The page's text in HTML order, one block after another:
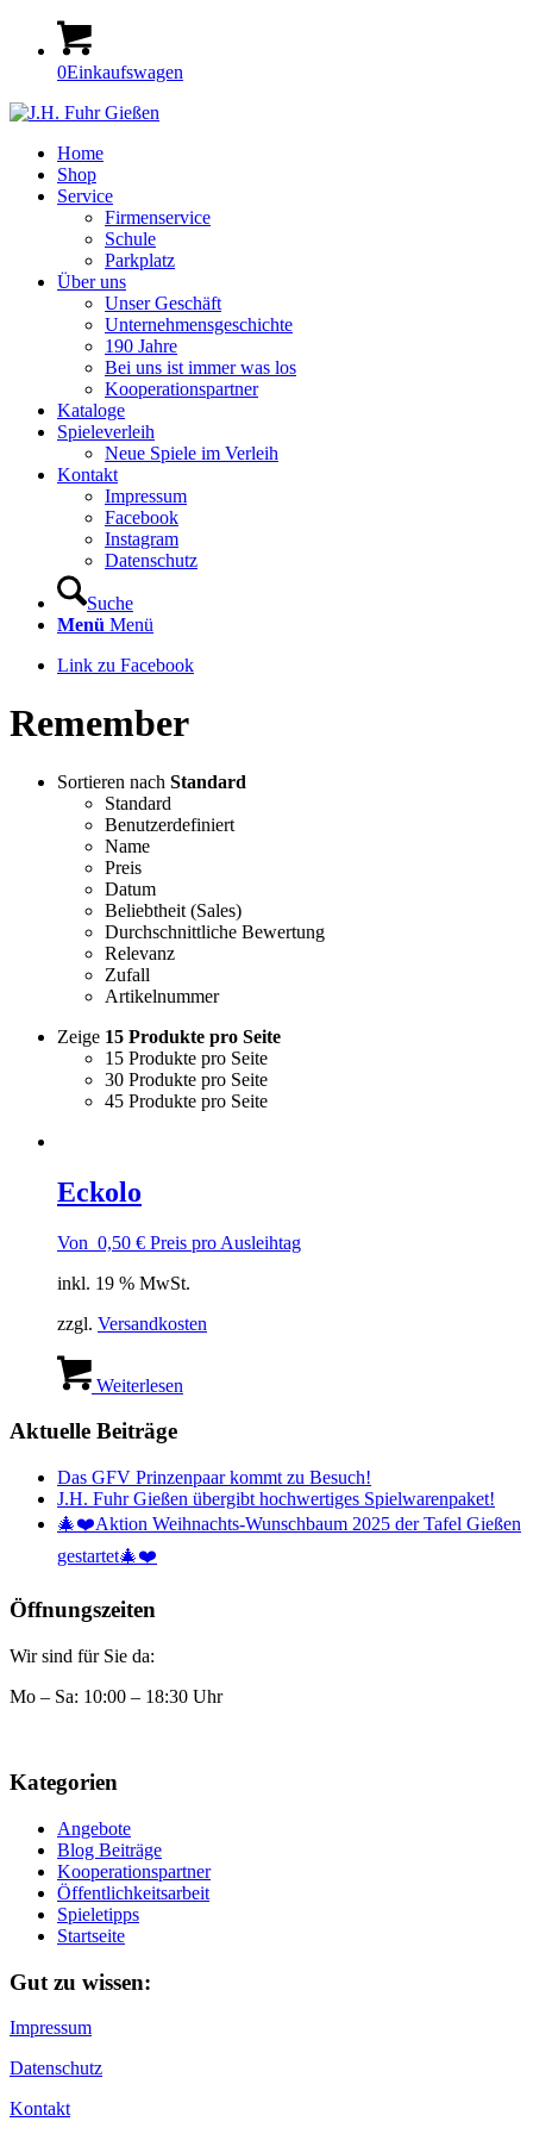
0Einkaufswagen
Home
Shop
Service
Firmenservice
Schule
Parkplatz
Über uns
Unser Geschäft
Unternehmensgeschichte
190 Jahre
Bei uns ist immer was los
Kooperationspartner
Kataloge
Spieleverleih
Neue Spiele im Verleih
Kontakt
Impressum
Facebook
Instagram
Datenschutz
Suche
Menü Menü
Link zu Facebook
Remember
Sortieren nach Standard
Standard
Benutzerdefiniert
Name
Preis
Datum
Beliebtheit (Sales)
Durchschnittliche Bewertung
Relevanz
Zufall
Artikelnummer
Zeige 15 Produkte pro Seite
15 Produkte pro Seite
30 Produkte pro Seite
45 Produkte pro Seite
Eckolo
Von 0,50 € Preis pro Ausleihtag
inkl. 19 % MwSt.
zzgl. Versandkosten
Weiterlesen
Aktuelle Beiträge
Das GFV Prinzenpaar kommt zu Besuch!
J.H. Fuhr Gießen übergibt hochwertiges Spielwarenpaket!
🎄❤️Aktion Weihnachts-Wunschbaum 2025 der Tafel Gießen
gestartet🎄❤️
Öffnungszeiten
Wir sind für Sie da:
Mo – Sa: 10:00 – 18:30 Uhr
Kategorien
Angebote
Blog Beiträge
Kooperationspartner
Öffentlichkeitsarbeit
Spieletipps
Startseite
Gut zu wissen:
Impressum
Datenschutz
Kontakt